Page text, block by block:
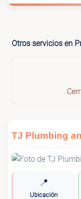
Otros servicios en
TJ Plumbing
📍
Ubicación